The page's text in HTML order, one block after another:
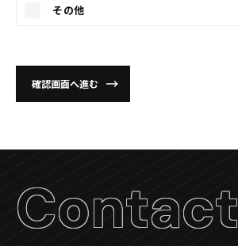
その他
Contact